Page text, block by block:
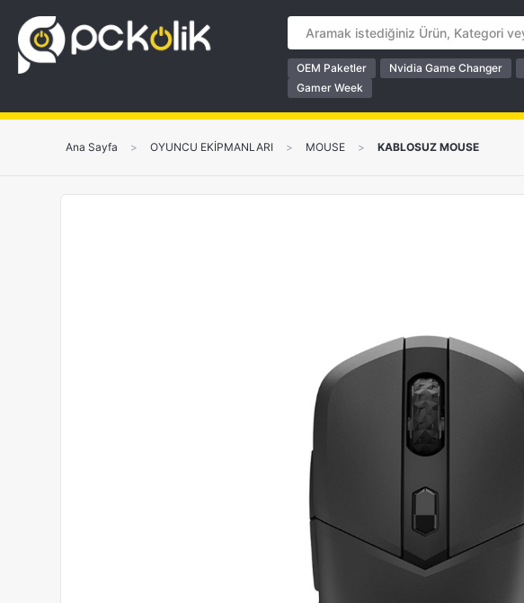
OEM Paketler Nvidia Game Changer
Gamer Week
Ana Sayfa > OYUNCU EKİPMANLARI > MOUSE > KABLOSUZ MOUSE